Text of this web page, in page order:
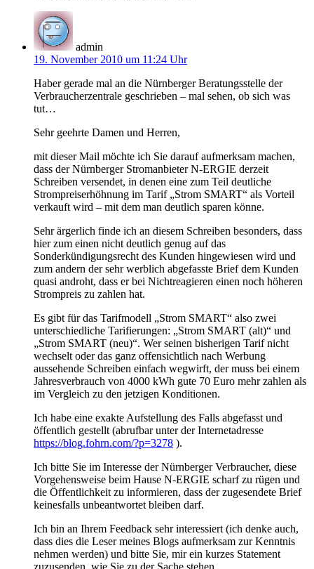
admin
19. November 2010 um 11:24 Uhr
Haber gerade mal an die Nürnberger Beratungsstelle der
Verbraucherzentrale geschrieben – mal sehen, ob sich was
tut…
Sehr geehrte Damen und Herren,
mit dieser Mail möchte ich Sie darauf aufmerksam machen,
dass der Nürnberger Stromanbieter N-ERGIE derzeit
Schreiben versendet, in denen eine zum Teil deutliche
Strompreiserhöhnung im Tarif „Strom SMART“ als Vorteil
verkauft wird – mit dem man deutlich sparen könne.
Sehr ärgerlich finde ich an diesem Schreiben besonders, dass
hier zum einen nicht deutlich genug auf das
Sonderkündigungsrecht des Kunden hingewiesen wird und
zum andern der sehr werblich abgefasste Brief dem Kunden
quasi androht, dass er bei Nichtreagieren einen noch höheren
Strompreis zu zahlen hat.
Es gibt für das Tarifmodell „Strom SMART“ also zwei
unterschiedliche Tarifierungen: „Strom SMART (alt)“ und
„Strom SMART (neu)“. Wer seinen bisherigen Tarif nicht
wechselt oder das ganz offensichtlich nach Werbung
aussehende Schreiben einfach wegwirft, der muss bei einem
Jahresverbrauch von 4000 kWh gute 70 Euro mehr zahlen als
im Vergleich zu den jetzigen Konditionen.
Ich habe eine exakte Aufstellung des Falls abgefasst und
öffentlich gestellt (abrufbar unter der Internetadresse
https://blog.fohrn.com/?p=3278 ).
Ich bitte Sie im Interesse der Nürnberger Verbraucher, diese
Vorgehensweise beim Hause N-ERGIE scharf zu rügen und
die Öffentlichkeit zu informieren, dass der zugesendete Brief
keinesfalls unbeantwortet bleiben darf.
Ich bin an Ihrem Feedback sehr interessiert (ich denke auch,
dass dies die Leser meines Blogs aufmerksam zur Kenntnis
nehmen werden) und bitte Sie, mir ein kurzes Statement
zuzusenden, wie Sie zu der Sache stehen.